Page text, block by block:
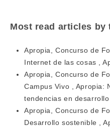
Most read articles by
Apropia,Concurso de
Internet de las cosas
,
Apropia,Concurso de
Campus Vivo
Apropia:
tendencias en
Apropia,Concurso de
Desarrollo sostenible
,